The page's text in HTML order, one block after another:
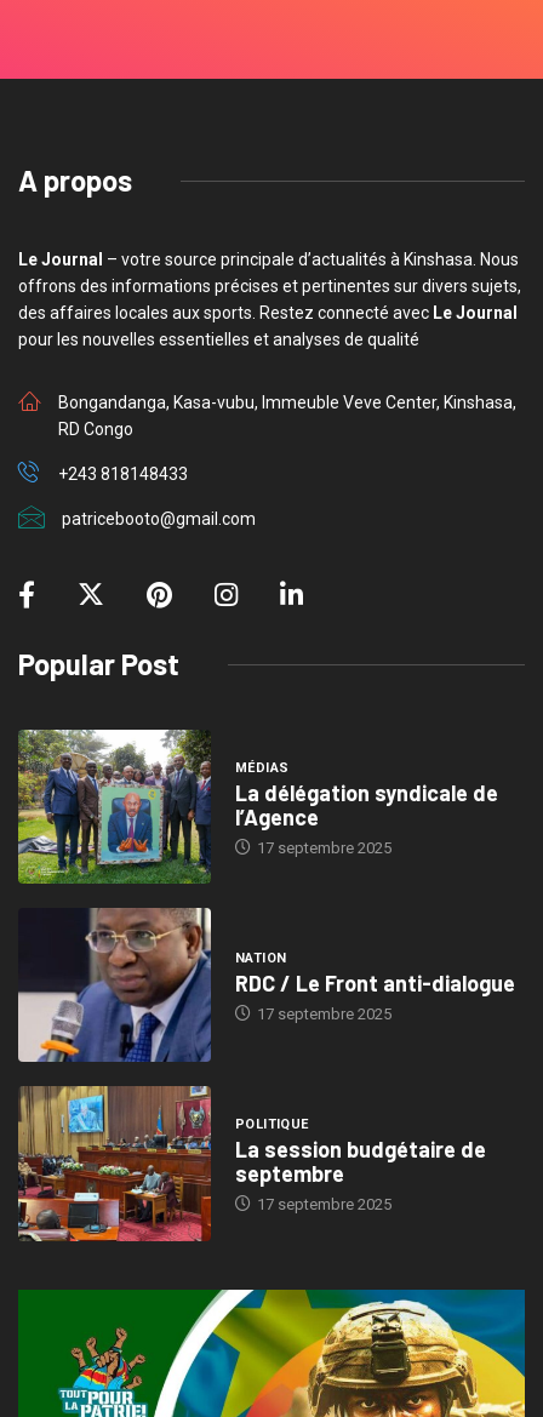
A propos
Le Journal – votre source principale d’actualités à Kinshasa. Nous
offrons des informations précises et pertinentes sur divers sujets,
des affaires locales aux sports. Restez connecté avec Le Journal
pour les nouvelles essentielles et analyses de qualité
Bongandanga, Kasa-vubu, Immeuble Veve Center, Kinshasa,
RD Congo
+243 818148433
patricebooto@gmail.com
Popular Post
MÉDIAS
La délégation syndicale de
l’Agence
17 septembre 2025
NATION
RDC / Le Front anti-dialogue
17 septembre 2025
POLITIQUE
La session budgétaire de
septembre
17 septembre 2025